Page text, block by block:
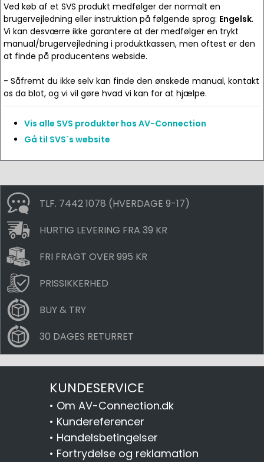
Ved køb af et SVS produkt medfølger der normalt en
brugervejledning eller instruktion på følgende sprog: Engelsk.
Vi kan desværre ikke garantere at der medfølger en trykt
manual/brugervejledning i produktkassen, men oftest er den
at finde på producentens webside.
- Såfremt du ikke selv kan finde den ønskede manual, kontakt
os da blot, og vi vil gøre hvad vi kan for at hjælpe.
Vis alle SVS produkter hos AV-Connection
Gå til SVS´s website
TLF. 7442 1078 (HVERDAGE 9-17)
HURTIG LEVERING FRA 39 KR
FRI FRAGT OVER 995 KR
PRISSIKKERHED
BUY & TRY
30 DAGES RETURRET
KUNDESERVICE
• Om AV-Connection.dk
• Kundereferencer
• Handelsbetingelser
• Fortrydelse og reklamation